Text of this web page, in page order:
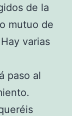
de la
mutuo de
varias
paso al